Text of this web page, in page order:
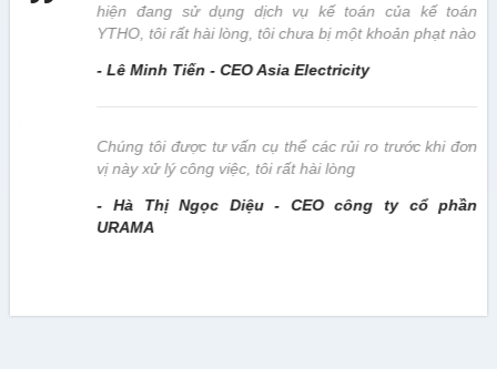
hiện đang sử dụng dịch vụ kế toán của kế toán
YTHO, tôi rất hài lòng, tôi chưa bị một khoản phạt nào
- Lê Minh Tiến - CEO Asia Electricity
Chúng tôi được tư vấn cụ thể các rủi ro trước khi đơn
vị này xử lý công việc, tôi rất hài lòng
- Hà Thị Ngọc Diệu - CEO công ty cổ phần
URAMA